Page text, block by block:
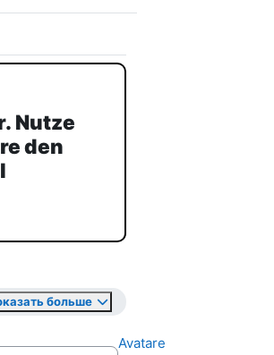
Nutze
den
больше
Avatare